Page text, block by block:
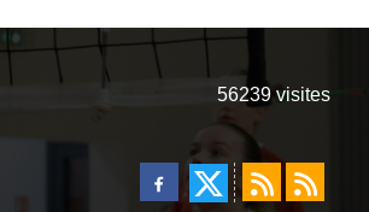
56239 visites